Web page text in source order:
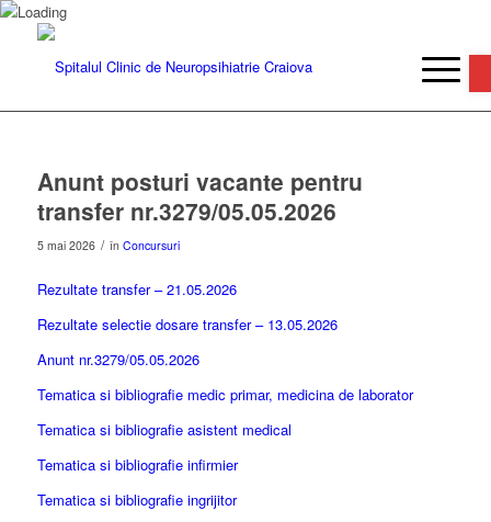
Anunt posturi vacante pentru
transfer nr.3279/05.05.2026
5 mai 2026 / în Concursuri
Rezultate transfer – 21.05.2026
Rezultate selectie dosare transfer – 13.05.2026
Anunt nr.3279/05.05.2026
Tematica si bibliografie medic primar, medicina de laborator
Tematica si bibliografie asistent medical
Tematica si bibliografie infirmier
Tematica si bibliografie ingrijitor